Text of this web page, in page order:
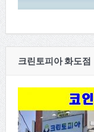
크린토피아 화도점